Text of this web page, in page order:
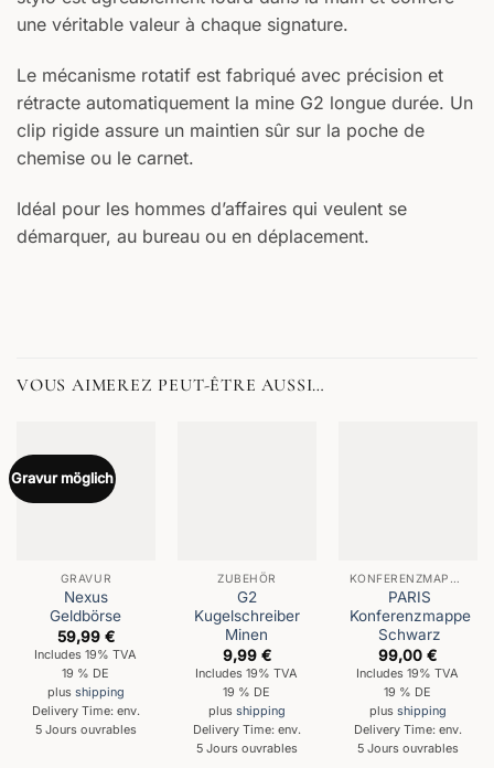
une véritable valeur à chaque signature.
Le mécanisme rotatif est fabriqué avec précision et
rétracte automatiquement la mine G2 longue durée. Un
clip rigide assure un maintien sûr sur la poche de
chemise ou le carnet.
Idéal pour les hommes d’affaires qui veulent se
démarquer, au bureau ou en déplacement.
VOUS AIMEREZ PEUT-ÊTRE AUSSI…
Gravur möglich
GRAVUR
Nexus
Geldbörse
59,99 €
Includes 19% TVA
19 % DE
plus shipping
Delivery Time: env.
5 Jours ouvrables
ZUBEHÖR
G2
Kugelschreiber
Minen
9,99 €
Includes 19% TVA
19 % DE
plus shipping
Delivery Time: env.
5 Jours ouvrables
KONFERENZMAPPEN
PARIS
Konferenzmappe
Schwarz
99,00€
Includes 19% TVA
19 % DE
plus shipping
Delivery Time: env.
5 Jours ouvrables